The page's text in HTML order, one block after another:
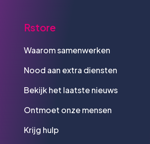
Rstore
Waarom samenwerken
Nood aan extra diensten
Bekijk het laatste nieuws
Ontmoet onze mensen
Krijg hulp